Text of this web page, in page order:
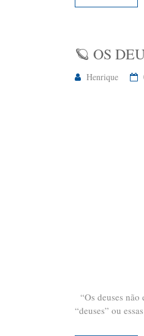
🪐 OS
Henrique
“Os deuses
“deuses” ou